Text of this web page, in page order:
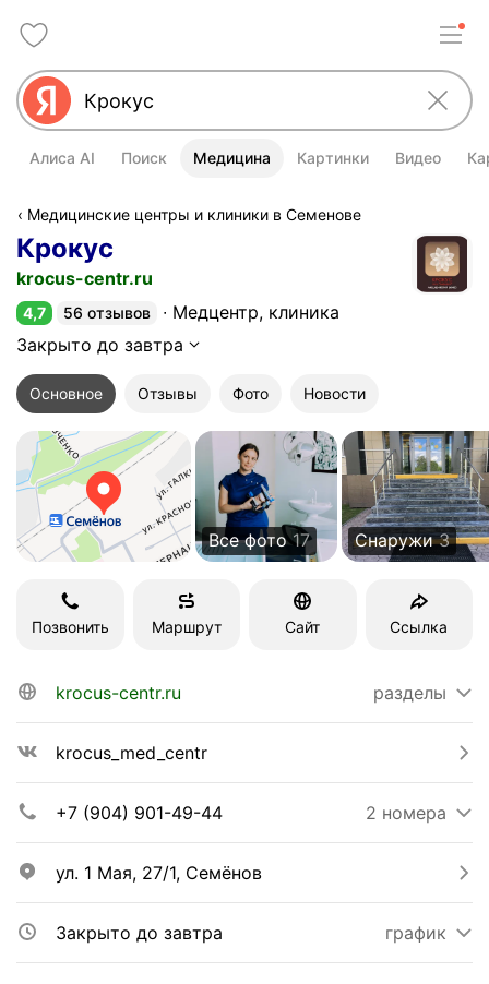
Алиса AI Поиск Медицина Картинки Видео
Медицинские центры и клиники в Семенове
Крокус
krocus-centr.ru
Рейтинг 4,7 из 5
4,7 56 отзывов
Медцентр, клиника
Закрыто до завтра
Основное Отзывы Фото Новости
Все фото17 Снаружи3
Позвонить Маршрут Сайт Ссылка
krocus-centr.ru разделы
krocus_med_centr
+7 (904) 901-49-44 2 номера
ул. 1 Мая, 27/1, Семёнов
Закрыто до завтра график